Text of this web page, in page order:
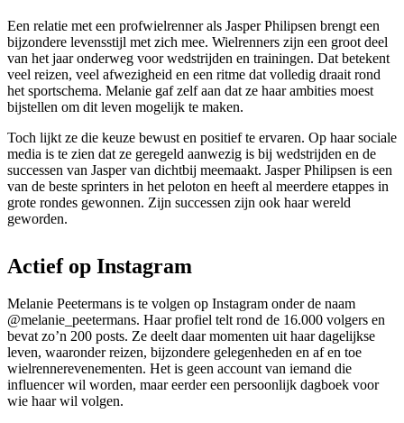
Een relatie met een profwielrenner als Jasper Philipsen brengt een
bijzondere levensstijl met zich mee. Wielrenners zijn een groot deel
van het jaar onderweg voor wedstrijden en trainingen. Dat betekent
veel reizen, veel afwezigheid en een ritme dat volledig draait rond
het sportschema. Melanie gaf zelf aan dat ze haar ambities moest
bijstellen om dit leven mogelijk te maken.
Toch lijkt ze die keuze bewust en positief te ervaren. Op haar sociale
media is te zien dat ze geregeld aanwezig is bij wedstrijden en de
successen van Jasper van dichtbij meemaakt. Jasper Philipsen is een
van de beste sprinters in het peloton en heeft al meerdere etappes in
grote rondes gewonnen. Zijn successen zijn ook haar wereld
geworden.
Actief op Instagram
Melanie Peetermans is te volgen op Instagram onder de naam
@melanie_peetermans. Haar profiel telt rond de 16.000 volgers en
bevat zo’n 200 posts. Ze deelt daar momenten uit haar dagelijkse
leven, waaronder reizen, bijzondere gelegenheden en af en toe
wielrennerevenementen. Het is geen account van iemand die
influencer wil worden, maar eerder een persoonlijk dagboek voor
wie haar wil volgen.